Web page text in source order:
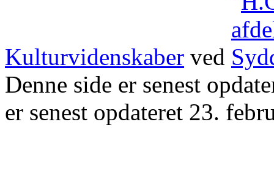
Kulturvidenskaber ved
Denne side er senest
er senest opdateret 23.